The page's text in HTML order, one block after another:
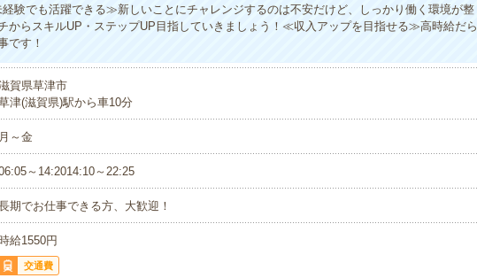
験でも活躍できる≫新しいことにチャレンジするのは不安だけど、しっかり働く環境が整
からスキルUP・ステップUP目指していきましょう！≪収入アップを目指せる≫高時給だら
です！
賀県草津市
津(滋賀県)駅から車10分
～金
～14:2014:10～22:25
期でお仕事できる方、大歓迎！
給1550円
交通費